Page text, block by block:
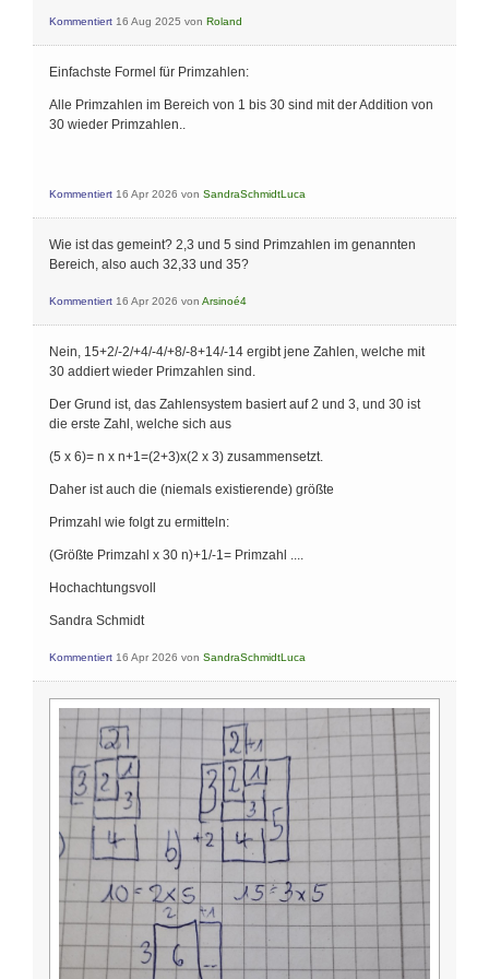
Kommentiert 16 Aug 2025 von Roland
Einfachste Formel für Primzahlen:
Alle Primzahlen im Bereich von 1 bis 30 sind mit der Addition von
30 wieder Primzahlen..
Kommentiert 16 Apr 2026 von SandraSchmidtLuca
Wie ist das gemeint? 2,3 und 5 sind Primzahlen im genannten
Bereich, also auch 32,33 und 35?
Kommentiert 16 Apr 2026 von Arsinoé4
Nein, 15+2/-2/+4/-4/+8/-8+14/-14 ergibt jene Zahlen, welche mit
30 addiert wieder Primzahlen sind.
Der Grund ist, das Zahlensystem basiert auf 2 und 3, und 30 ist
die erste Zahl, welche sich aus
(5 x 6)= n x n+1=(2+3)x(2 x 3) zusammensetzt.
Daher ist auch die (niemals existierende) größte
Primzahl wie folgt zu ermitteln:
(Größte Primzahl x 30 n)+1/-1= Primzahl ....
Hochachtungsvoll
Sandra Schmidt
Kommentiert 16 Apr 2026 von SandraSchmidtLuca